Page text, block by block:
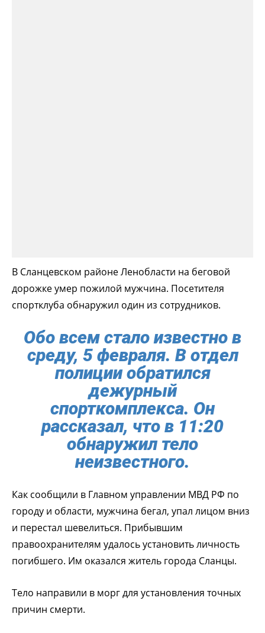
В Сланцевском районе Ленобласти на беговой
дорожке умер пожилой мужчина. Посетителя
спортклуба обнаружил один из сотрудников.
Обо всем стало известно в
среду, 5 февраля. В отдел
полиции обратился
дежурный
спорткомплекса. Он
рассказал, что в 11:20
обнаружил тело
неизвестного.
Как сообщили в Главном управлении МВД РФ по
городу и области, мужчина бегал, упал лицом вниз
и перестал шевелиться. Прибывшим
правоохранителям удалось установить личность
погибшего. Им оказался житель города Сланцы.
Тело направили в морг для установления точных
причин смерти.